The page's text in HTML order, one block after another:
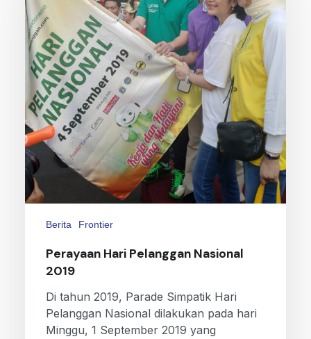
Berita Frontier
Perayaan Hari Pelanggan Nasional
2019
Di tahun 2019, Parade Simpatik Hari
Pelanggan Nasional dilakukan pada hari
Minggu, 1 September 2019 yang